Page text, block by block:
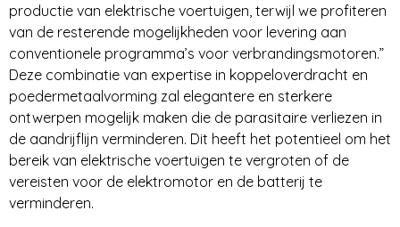
productie van elektrische voertuigen, terwijl we profiteren
van de resterende mogelijkheden voor levering aan
conventionele programma’s voor verbrandingsmotoren.”
Deze combinatie van expertise in koppeloverdracht en
poedermetaalvorming zal elegantere en sterkere
ontwerpen mogelijk maken die de parasitaire verliezen in
de aandrijflijn verminderen. Dit heeft het potentieel om het
bereik van elektrische voertuigen te vergroten of de
vereisten voor de elektromotor en de batterij te
verminderen.